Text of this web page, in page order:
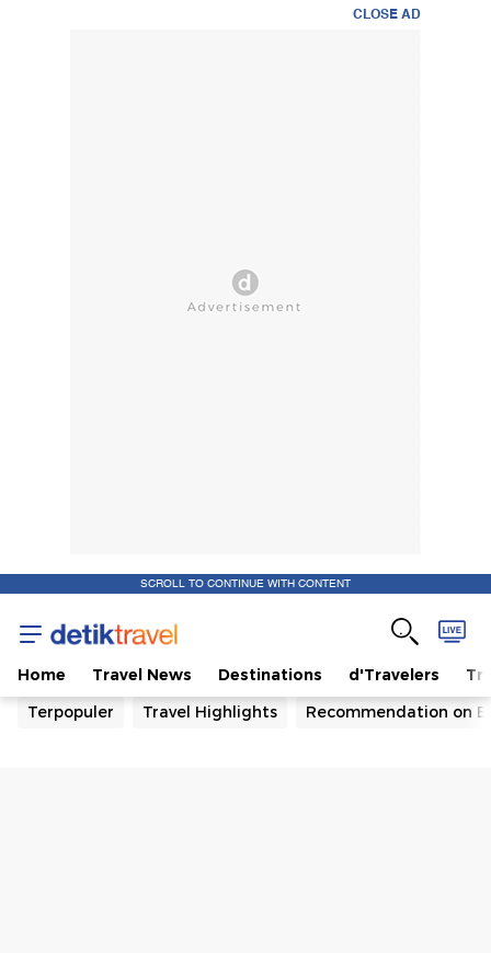
CLOSE AD
SCROLL TO CONTINUE WITH CONTENT
Home Travel News Destinations d'Travelers
Terpopuler
Travel Highlights Recommendation on